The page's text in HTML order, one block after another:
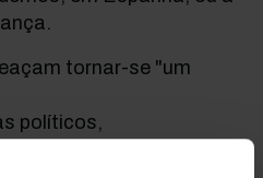
tornar-se "um
políticos,
pelas instituições